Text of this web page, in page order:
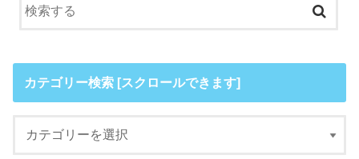
カテゴリー検索 [スクロールできます]